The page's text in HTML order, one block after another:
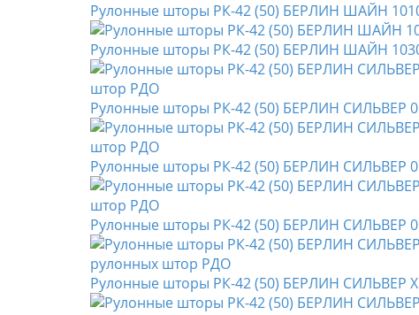
Рулонные шторы РК-42 (50) БЕРЛИН ШАЙН
Рулонные шторы РК-42 (50) БЕРЛИН ШАЙН
Рулонные шторы РК-42 (50) БЕРЛИН СИЛЬВЕР
Рулонные шторы РК-42 (50) БЕРЛИН СИЛЬВЕР
Рулонные шторы РК-42 (50) БЕРЛИН СИЛЬВЕР
Рулонные шторы РК-42 (50) БЕРЛИН СИЛЬВЕР